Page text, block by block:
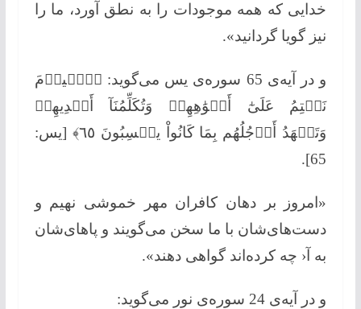
خدایی كه همه موجودات را به نطق آورد، ما را
نیز گویا گردانید».
و در آیه‌ی 65 سوره‌ی یس می‌گوید: ﴿ٱلۡیوۡمَ
نَخۡتِمُ عَلَىٰٓ أَفۡوَٰهِهِمۡ وَتُكَلِّمُنَآ أَیۡدِیهِمۡ
وَتَشۡهَدُ أَرۡجُلُهُم بِمَا كَانُواْ یكۡسِبُونَ ٦٥﴾ [یس:
65].
«امروز بر دهان كافران مهر خموشی نهیم و
دست‌های‌شان با ما سخن می‌گویند و پاهای‌شان
به آ‹ چه كرده‌اند گواهی دهند».
و در آیه‌ی 24 سوره‌ی نور می‌گوید: